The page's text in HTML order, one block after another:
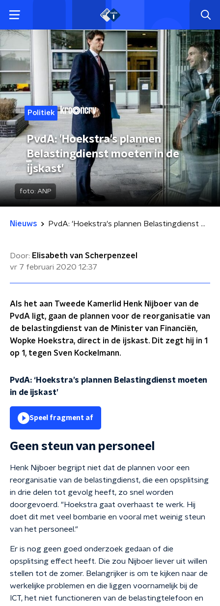
Politiek
PvdA: 'Hoekstra's plannen
Belastingdienst moeten in de
ijskast'
foto: ANP
Nieuws PvdA: 'Hoekstra's plannen Belastingdienst moeten in de ijskast'
Door: Elisabeth van Scherpenzeel
vr 7 februari 2020 12:37
Als het aan Tweede Kamerlid Henk Nijboer van de
PvdA ligt, gaan de plannen voor de reorganisatie van
de belastingdienst van de Minister van Financiën,
Wopke Hoekstra, direct in de ijskast. Dit zegt hij in 1
op 1, tegen Sven Kockelmann.
PvdA: ‘Hoekstra’s plannen Belastingdienst moeten
in de ijskast’
Speel fragment af
Geen steun van personeel
Henk Nijboer begrijpt niet dat de plannen voor een
reorganisatie van de belastingdienst, die een opsplitsing
in drie delen tot gevolg heeft, zo snel worden
doorgevoerd. "Hoekstra gaat overhaast te werk. Hij
doet dit met veel bombarie en vooral met weinig steun
van het personeel."
Er is nog geen goed onderzoek gedaan of die
opsplitsing effect heeft. Die zou Nijboer liever uit willen
stellen tot de zomer. Belangrijker is om te kijken naar de
werkelijke problemen en die liggen voornamelijk bij de
ICT, het niet functioneren van de belastingtelefoon en